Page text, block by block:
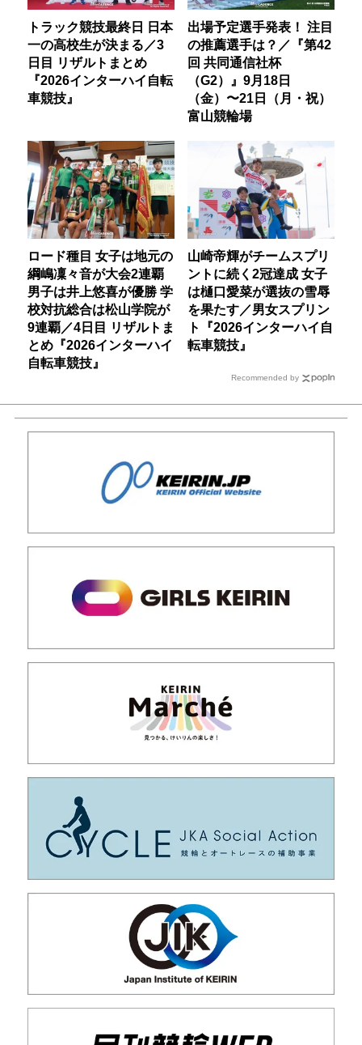
トラック競技最終日 日本
一の高校生が決まる／3
日目 リザルトまとめ
『2026インターハイ自転
車競技』
出場予定選手発表！ 注目
の推薦選手は？／『第42
回 共同通信社杯
（G2）』9月18日
（金）〜21日（月・祝）
富山競輪場
ロード種目 女子は地元の
綱嶋凜々音が大会2連覇
男子は井上悠喜が優勝 学
校対抗総合は松山学院が
9連覇／4日目 リザルトま
とめ『2026インターハイ
自転車競技』
山崎帝輝がチームスプリ
ントに続く2冠達成 女子
は樋口愛菜が選抜の雪辱
を果たす／男女スプリン
ト『2026インターハイ自
転車競技』
Recommended by